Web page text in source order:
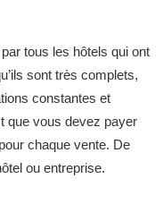
tous les hôtels qui ont
sont très complets,
constantes et
que vous devez payer
chaque vente. De
ou entreprise.